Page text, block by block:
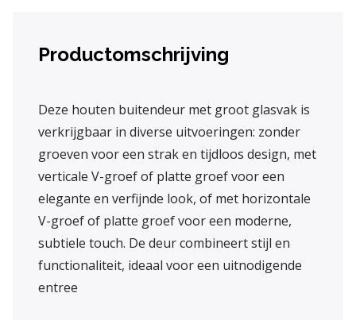
Productomschrijving
Deze houten buitendeur met groot glasvak is
verkrijgbaar in diverse uitvoeringen: zonder
groeven voor een strak en tijdloos design, met
verticale V-groef of platte groef voor een
elegante en verfijnde look, of met horizontale
V-groef of platte groef voor een moderne,
subtiele touch. De deur combineert stijl en
functionaliteit, ideaal voor een uitnodigende
entree